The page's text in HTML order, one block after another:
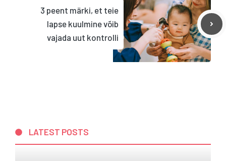
3 peent märki, et teie
lapse kuulmine võib
vajada uut kontrolli
LATEST POSTS